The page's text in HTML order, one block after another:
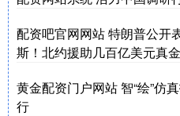
配资吧官网网站 特朗普公开
斯！北约援助几百亿美元真
黄金配资门户网站 智“绘”仿
行